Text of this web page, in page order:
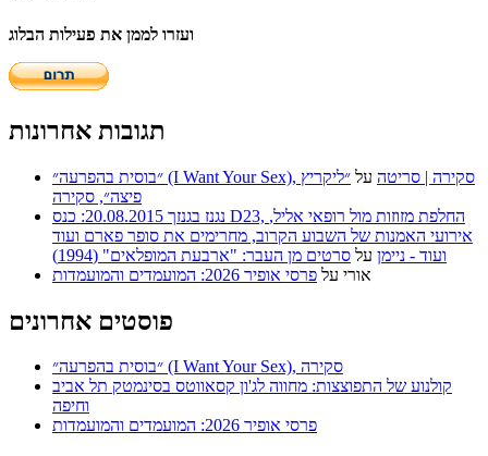
ועזרו לממן את פעילות הבלוג
תגובות אחרונות
״בוסית בהפרעה״ (I Want Your Sex), סקירה | סריטה על ״ליקריץ
פיצה״, סקירה
נגנז בגנזך 20.08.2015: כנס D23, החלפת מזוזות מול רופאי אליל,
אירועי האמנות של השבוע הקרוב, מחרימים את סופר פארם ועוד
ועוד - ניימן על סרטים מן העבר: "ארבעת המופלאים" (1994)
אורי על פרסי אופיר 2026: המועמדים והמועמדות
פוסטים אחרונים
״בוסית בהפרעה״ (I Want Your Sex), סקירה
קולנוע של התפוצצות: מחווה לג'ון קסאווטס בסינמטק תל אביב
וחיפה
פרסי אופיר 2026: המועמדים והמועמדות